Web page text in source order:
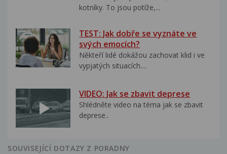
kotníky. To jsou potíže,...
TEST: Jak dobře se vyznáte ve
svých emocích?
Někteří lidé dokážou zachovat klid i ve
vypjatých situacích....
VIDEO: Jak se zbavit deprese
Shlédněte video na téma jak se zbavit
deprese..
SOUVISEJÍCÍ DOTAZY Z PORADNY